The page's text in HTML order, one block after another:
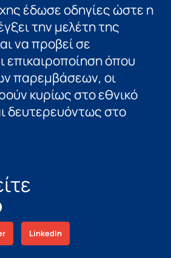
έδωσε οδηγίες ώστε η
την μελέτη της
να προβεί σε
επικαιροποίηση όπου
παρεμβάσεων, οι
κυρίως στο εθνικό
δευτερευόντως στο
LinkedIn